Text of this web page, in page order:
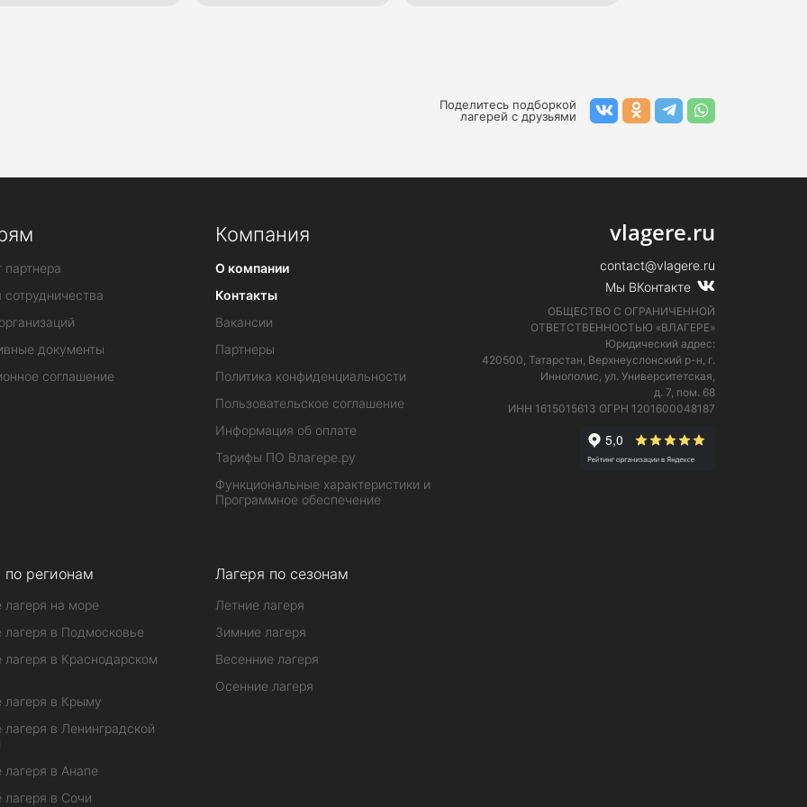
Поделитесь подборкой
лагерей с друзьями
партнера
сотрудничества
документы
соглашение
Компания
О компании
Контакты
Вакансии
Партнеры
Политика конфиденциальности
Пользовательское соглашение
Информация об оплате
Тарифы ПО Влагере.ру
Функциональные характеристики и
Программное обеспечение
по регионам
лагеря на море
лагеря в Подмосковье
лагеря в Краснодарском
лагеря в Крыму
лагеря в Ленинградской
лагеря в Анапе
лагеря в Сочи
Лагеря по сезонам
Летние лагеря
Зимние лагеря
Весенние лагеря
Осенние лагеря
vlagere.ru
contact@vlagere.ru
Мы ВКонтакте
ОБЩЕСТВО С ОГРАНИЧЕННОЙ
ОТВЕТСТВЕННОСТЬЮ «ВЛАГЕРЕ»
Юридический адрес:
420500, Татарстан, Верхнеуслонский р-н, г.
Иннополис, ул. Университетская,
д. 7, пом. 68
ИНН 1615015613 ОГРН 1201600048187